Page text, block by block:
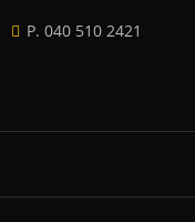
P. 040 510 2421